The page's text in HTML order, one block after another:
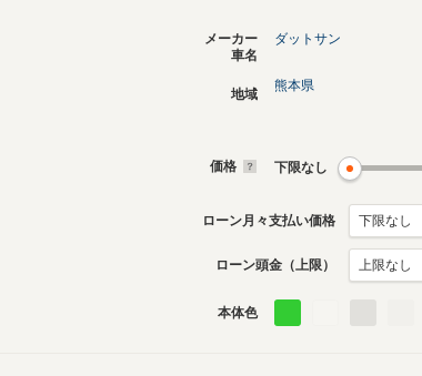
生産モデル
ダットサンのカタログを見る
メーカー
車名
ダットサン
地域
熊本県
価格 下限なし
ローン月々支払い価格
ローン頭金（上限）
本体色